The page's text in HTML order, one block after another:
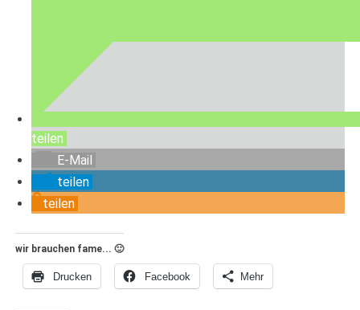
teilen
E-Mail
teilen
teilen
wir brauchen fame... 🙂
Drucken Facebook Mehr